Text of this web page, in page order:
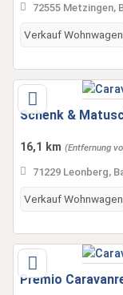
72555 Metzingen,
Verkauf Wohnwagen
Schenk &
16,1 km (Entfernung
71229 Leonberg,
Verkauf Wohnwagen
Premio